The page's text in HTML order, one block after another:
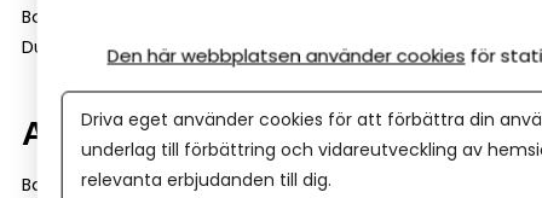
Banken tittar mycket på din privata ekonomi.
Du och företaget är samma juridiska person.
Aktiebolag
Banken tittar på bolagets ekonomi och prognoser, men
Den här webbplatsen använder cookies för
Driva eget använder cookies för att förbättra din
underlag till förbättring och vidareutveckling av
relevanta erbjudanden till dig.